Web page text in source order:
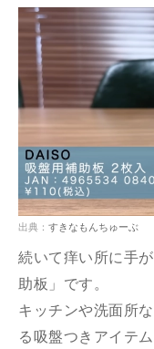
出典： すきなもんちゅーぶ
続いて痒い所に手
助板」です。
キッチンや洗面所
る吸盤つきアイテ